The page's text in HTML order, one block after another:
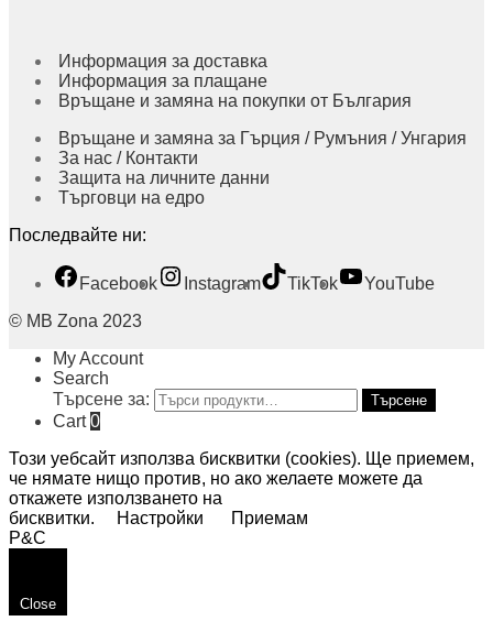
Информация за доставка
Информация за плащане
Връщане и замяна на покупки от България
Връщане и замяна за Гърция / Румъния / Унгария
За нас / Контакти
Защита на личните данни
Търговци на едро
Последвайте ни:
Facebook Instagram TikTok
YouTube
© MB Zona 2023
My Account
Search
Търсене за:
Търсене
Cart0
Този уебсайт използва бисквитки (cookies). Ще приемем,
че нямате нищо против, но ако желаете можете да
откажете използването на
бисквитки.
Настройки
Приемам
P&C
Close